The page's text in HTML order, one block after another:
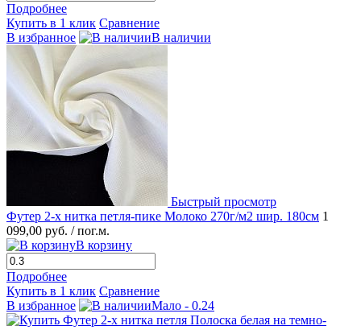
Подробнее
Купить в 1 клик Сравнение
В избранное
В наличии
Быстрый просмотр
Футер 2-х нитка петля-пике Молоко 270г/м2 шир. 180см 1
099,00 руб. / пог.м.
В корзину
Подробнее
Купить в 1 клик Сравнение
В избранное
Мало - 0.24